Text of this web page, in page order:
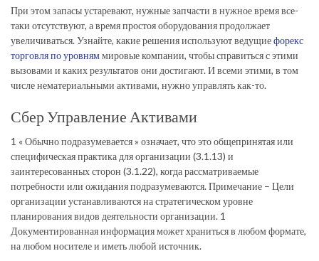
При этом запасы устаревают, нужные запчасти в нужное время все-
таки отсутствуют, а время простоя оборудования продолжает
увеличиваться. Узнайте, какие решения используют ведущиефорекс
торговля по уровняммировые компании, чтобы справиться с этими
вызовами и каких результатов они достигают. И всеми этими, в том
числе нематериальными активами, нужно управлять как-то.
Сбер Управление Активами
1 « Обычно подразумевается » означает, что это общепринятая или
специфическая практика для организации (3.1.13) и
заинтересованных сторон (3.1.22), когда рассматриваемые
потребности или ожидания подразумеваются. Примечание – Цели
организации устанавливаются на стратегическом уровне
планирования видов деятельности организации. 1
Документированная информация может храниться в любом формате,
на любом носителе и иметь любой источник.